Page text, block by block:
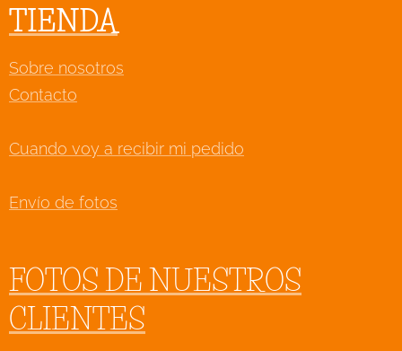
TIENDA
Sobre nosotros
Contacto
Cuando voy a recibir mi pedido
Envío de fotos
FOTOS DE NUESTROS
CLIENTES